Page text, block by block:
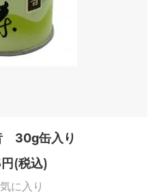
30g缶入り
(税込)
に入り